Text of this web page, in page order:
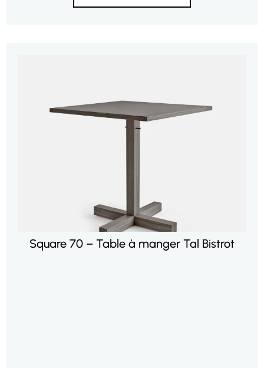
Square 70 – Table à manger Tal Bistrot